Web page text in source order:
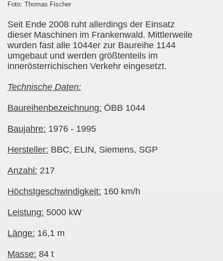
Foto: Thomas Fischer
Seit Ende 2008 ruht allerdings der Einsatz
dieser Maschinen im Frankenwald. Mittlerweile
wurden fast alle 1044er zur Baureihe 1144
umgebaut und werden größtenteils im
innerösterrichischen Verkehr eingesetzt.
Technische Daten:
Baureihenbezeichnung: ÖBB 1044
Baujahre: 1976 - 1995
Hersteller: BBC, ELIN, Siemens, SGP
Anzahl: 217
Höchstgeschwindigkeit: 160 km/h
Leistung: 5000 kW
Länge: 16,1 m
Masse: 84 t